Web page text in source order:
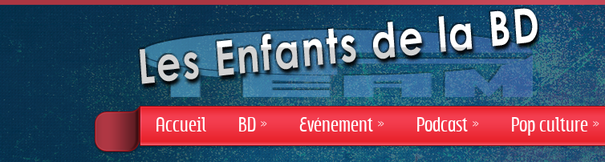
Accueil BD » Evénement » Podcast » Pop culture »